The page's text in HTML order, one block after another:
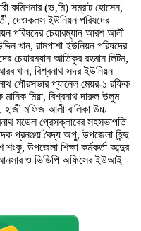
কমিশনার (ভ‚মি) সম্রাট হোসেন,
দেওকলস ইউনিয়ন পরিষদের
পরিষদের চেয়ারম্যান আরশ আলী
খান, রামপাশা ইউনিয়ন পরিষদের
চেয়ারম্যান আতিকুর রহমান লিটন,
খান, বিশ্বনাথ সদর ইউনিয়ন
পৌরসভার প্যানেল মেয়র-১ রফিক
মিয়া, বিশ্বনাথ দারুল উলুম
হাজী মফিজ আলী বালিকা উচ্চ
মডেল প্রেসক্লাবের সহসভাপতি
প্রনঞ্জয় বৈদ্য অপু, উপজেলা হিন্দু
উপজেলা শিক্ষা কর্মকর্তা আব্দুর
আনসার ও ভিডিপি অফিসের ইউআই